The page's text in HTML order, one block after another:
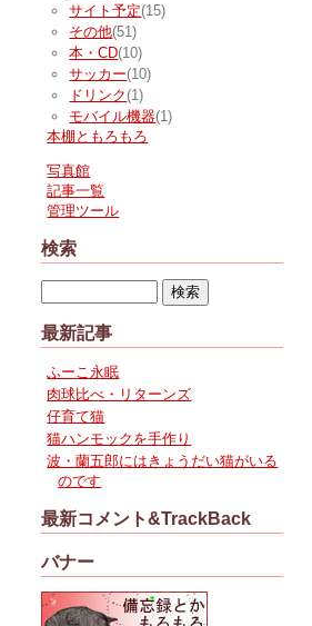
サイト予定(15)
その他(51)
本・CD(10)
サッカー(10)
ドリンク (1)
モバイル機器(1)
本棚ともろもろ
写真館
記事一覧
管理ツール
検索
最新記事
ふーこ永眠
肉球比べ・リターンズ
仔育て猫
猫ハンモックを手作り
波・蘭五郎にはきょうだい猫がいる
のです
最新コメント&TrackBack
バナー